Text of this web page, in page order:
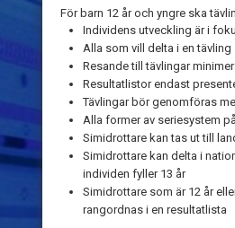
För barn 12 år och yngre ska
Individens utveckling är i
Alla som vill delta i en
Resande till tävlingar
Resultatlistor endast
Tävlingar bör genomföras
Alla former av seriesystem
Simidrottare kan tas ut till
Simidrottare kan delta i
individen fyller 13 år
Simidrottare som är 12 år
rangordnas i en resultatlista